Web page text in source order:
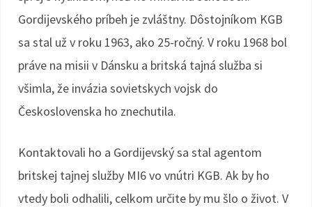
Gordijevského príbeh je zvláštny. Dôstojníkom KGB
sa stal už v roku 1963, ako 25-ročný. V roku 1968 bol
práve na misii v Dánsku a britská tajná služba si
všimla, že invázia sovietskych vojsk do
Československa ho znechutila.
Kontaktovali ho a Gordijevský sa stal agentom
britskej tajnej služby MI6 vo vnútri KGB. Ak by ho
vtedy boli odhalili, celkom určite by mu šlo o život. V